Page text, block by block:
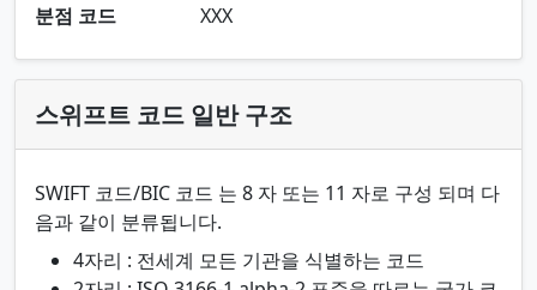
분점 코드
XXX
스위프트 코드 일반 구조
SWIFT 코드/BIC 코드 는 8 자 또는 11 자로 구성 되며 다
음과 같이 분류됩니다.
4자리 : 전세계 모든 기관을 식별하는 코드